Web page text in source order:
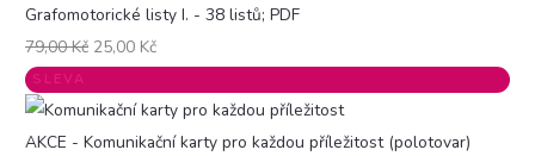
Grafomotorické listy I. - 38 listů; PDF
79,00Kč 25,00 Kč
AKCE - Komunikační karty pro každou příležitost (polotovar)